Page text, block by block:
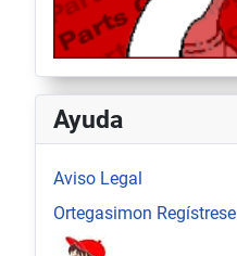
Ayuda
Aviso Legal
Ortegasimon Regístrese